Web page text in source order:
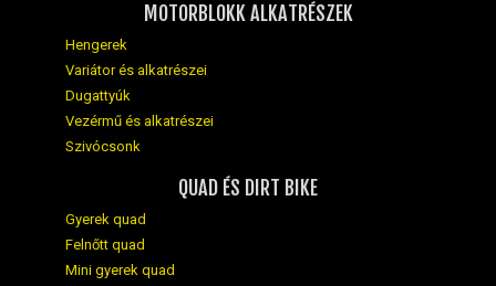
MOTORBLOKK ALKATRÉSZEK
Hengerek
Variátor és alkatrészei
Dugattyúk
Vezérmű és alkatrészei
Szivócsonk
QUAD ÉS DIRT BIKE
Gyerek quad
Felnőtt quad
Mini gyerek quad